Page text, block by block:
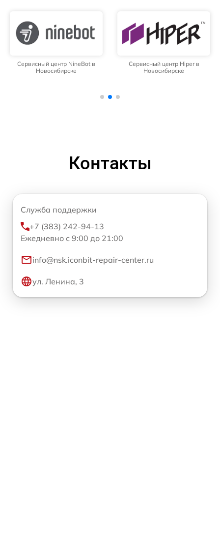
Сервисный центр NineBot в
Новосибирске
Сервисный центр Hiper в
Новосибирске
Контакты
Служба поддержки
+7 (383) 242-94-13
Ежедневно с 9:00 до 21:00
info@nsk.iconbit-repair-center.ru
ул. Ленина, 3